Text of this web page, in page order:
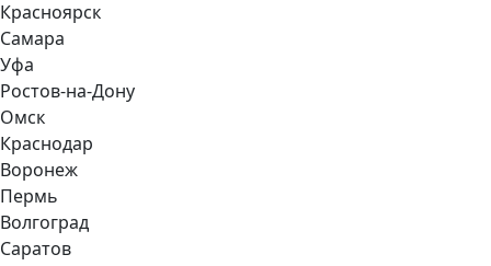
Красноярск
Самара
Уфа
Ростов-на-Дону
Омск
Краснодар
Воронеж
Пермь
Волгоград
Саратов